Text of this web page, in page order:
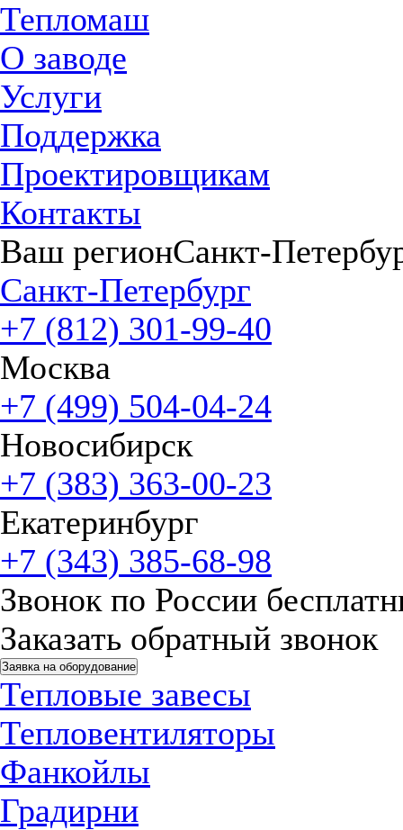
Тепломаш
О заводе
Услуги
Поддержка
Проектировщикам
Контакты
Ваш регионСанкт-
Санкт-Петербург
+7 (812) 301-99-40
Москва
+7 (499) 504-04-24
Новосибирск
+7 (383) 363-00-23
Екатеринбург
+7 (343) 385-68-98
Звонок по России
Заказать обратный звонок
Заявка на оборудование
Тепловые завесы
Тепловентиляторы
Фанкойлы
Градирни